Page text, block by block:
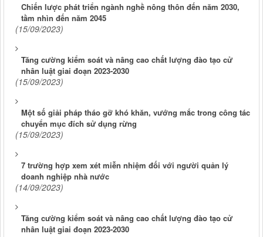
Chiến lược phát triển ngành nghề nông thôn đến năm 2030,
tầm nhìn đến năm 2045
(15/09/2023)
Tăng cường kiểm soát và nâng cao chất lượng đào tạo cử
nhân luật giai đoạn 2023-2030
(15/09/2023)
Một số giải pháp tháo gỡ khó khăn, vướng mắc trong công tác
chuyển mục đích sử dụng rừng
(15/09/2023)
7 trường hợp xem xét miễn nhiệm đối với người quản lý
doanh nghiệp nhà nước
(14/09/2023)
Tăng cường kiểm soát và nâng cao chất lượng đào tạo cử
nhân luật giai đoạn 2023-2030